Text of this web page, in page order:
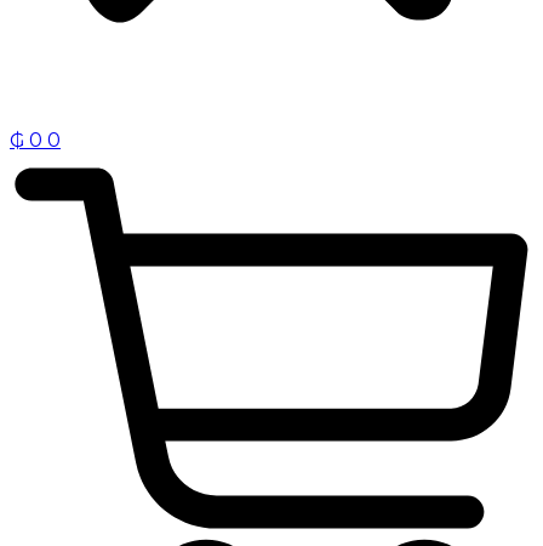
₲ 0 0